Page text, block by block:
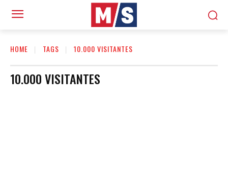
HOME TAGS 10.000 VISITANTES
10.000 VISITANTES